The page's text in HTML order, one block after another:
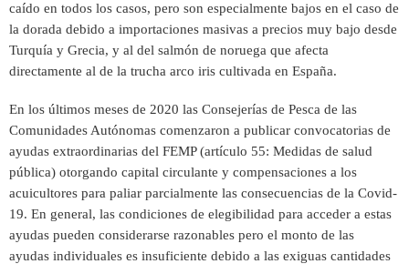
caído en todos los casos, pero son especialmente bajos en el caso de
la dorada debido a importaciones masivas a precios muy bajo desde
Turquía y Grecia, y al del salmón de noruega que afecta
directamente al de la trucha arco iris cultivada en España.
En los últimos meses de 2020 las Consejerías de Pesca de las
Comunidades Autónomas comenzaron a publicar convocatorias de
ayudas extraordinarias del FEMP (artículo 55: Medidas de salud
pública) otorgando capital circulante y compensaciones a los
acuicultores para paliar parcialmente las consecuencias de la Covid-
19. En general, las condiciones de elegibilidad para acceder a estas
ayudas pueden considerarse razonables pero el monto de las
ayudas individuales es insuficiente debido a las exiguas cantidades